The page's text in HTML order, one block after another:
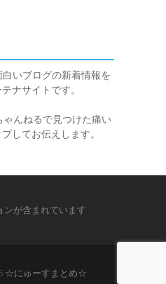
白いブログの新着情報を
ナサイトです。
ゃんねるで見つけた痛い
してお伝えします。
が含まれています
☆にゅーすまとめ☆